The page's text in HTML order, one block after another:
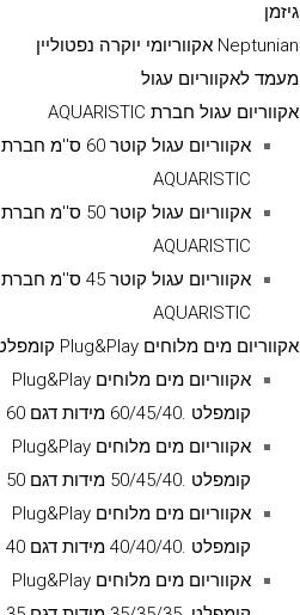
גיזמן
Neptunian אקווריומי יוקרה נפטוליין
מעמד לאקווריום עגול
אקווריום עגול חברת AQUARISTIC
אקווריום עגול קוטר 60 ס''מ חברת
AQUARISTIC
אקווריום עגול קוטר 50 ס''מ חברת
AQUARISTIC
אקווריום עגול קוטר 45 ס''מ חברת
AQUARISTIC
אקווריום מים מלוחים Plug&Play קומפלט
אקווריום מים מלוחים Plug&Play
קומפלט .60/45/40 מידות דגם AM 60
אקווריום מים מלוחים Plug&Play
קומפלט .50/45/40 מידות דגם AM 50
אקווריום מים מלוחים Plug&Play
קומפלט .40/40/40 מידות דגם AM 40
אקווריום מים מלוחים Plug&Play